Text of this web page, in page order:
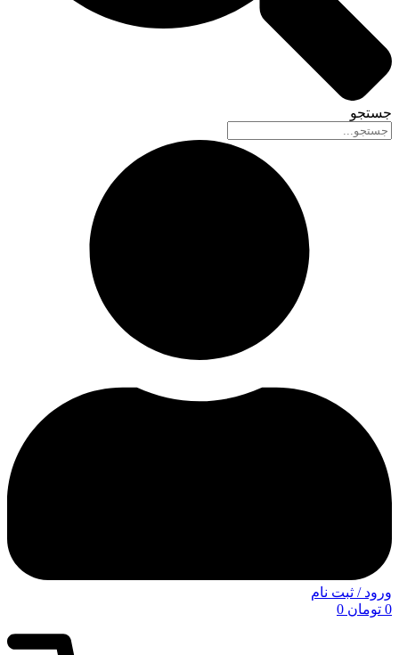
جستجو
ورود / ثبت نام
0 تومان 0